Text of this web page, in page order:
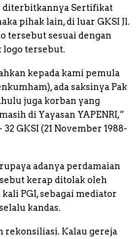
diterbitkannya Sertifikat
pihak lain, di luar GKSI Jl.
tersebut sesuai dengan
tersebut.
kepada kami pemula
ada saksinya Pak
juga korban yang
di Yayasan YAPENRI,”
GKSI (21 November 1988-
adanya perdamaian
kerap ditolak oleh
PGI, sebagai mediator
kandas.
rekonsiliasi. Kalau gereja